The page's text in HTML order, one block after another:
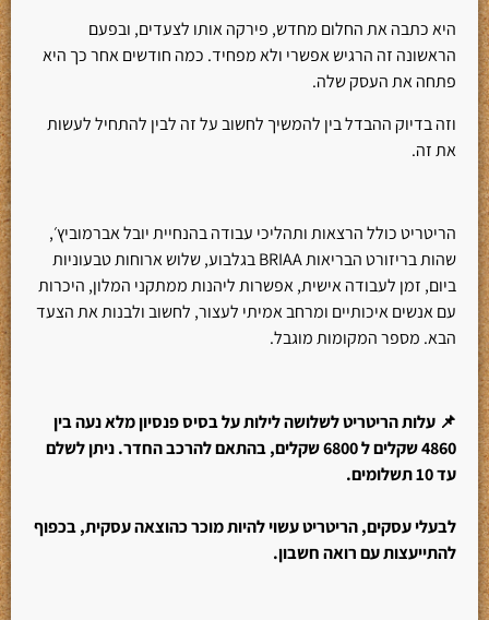
היא כתבה את החלום מחדש, פירקה אותו לצעדים, ובפעם
הראשונה זה הרגיש אפשרי ולא מפחיד. כמה חודשים אחר כך היא
פתחה את העסק שלה.
וזה בדיוק ההבדל בין להמשיך לחשוב על זה לבין להתחיל לעשות
את זה.
הריטריט כולל הרצאות ותהליכי עבודה בהנחיית יובל אברמוביץ׳,
שהות בריזורט הבריאות BRIAA בגלבוע, שלוש ארוחות טבעוניות
ביום, זמן לעבודה אישית, אפשרות ליהנות ממתקני המלון, היכרות
עם אנשים איכותיים ומרחב אמיתי לעצור, לחשוב ולבנות את הצעד
הבא. מספר המקומות מוגבל.
📌 עלות הריטריט לשלושה לילות על בסיס פנסיון מלא נעה בין
4860 שקלים ל 6800 שקלים, בהתאם להרכב החדר.
ניתן לשלם
עד 10 תשלומים.
לבעלי עסקים, הריטריט עשוי להיות מוכר כהוצאה עסקית, בכפוף
להתייעצות עם רואה חשבון.